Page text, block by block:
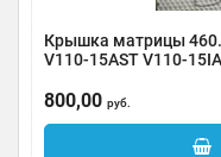
Крышка матрицы
V110-15AST V110-15IA
800,00 руб.